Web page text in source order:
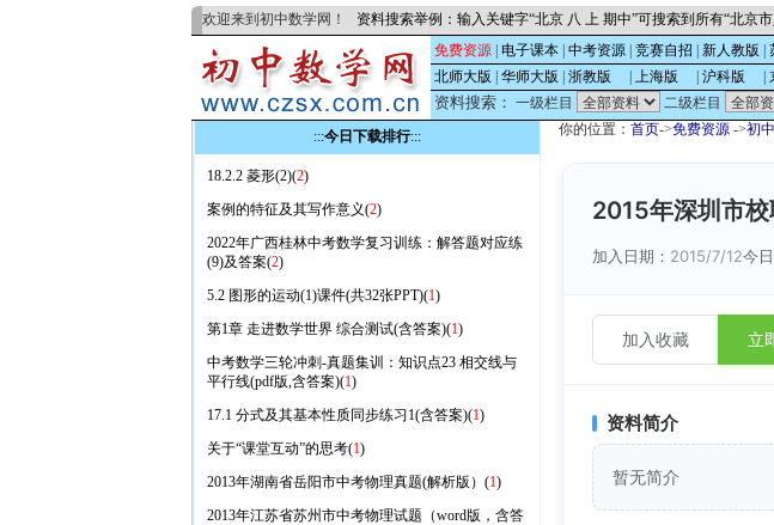
欢迎来到初中数学网！ 资料搜索举例：输入关键字“北京 八 上 期中”可搜索到所有“北京
免费资源 电子课本 中考资源 竞赛自招 新人教版
北师大版
华师大版 浙教版 上海版 沪科版
资料搜索： 一级栏目 二级栏目
:::今日下载排行:::
18.2.2 菱形(2)(2)
案例的特征及其写作意义(2)
2022年广西桂林中考数学复习训练：解答题对应练
(9)及答案(2)
5.2 图形的运动(1)课件(共32张PPT)(1)
第1章 走进数学世界 综合测试(含答案)(1)
中考数学三轮冲刺-真题集训：知识点23 相交线与
平行线(pdf版,含答案)(1)
17.1 分式及其基本性质同步练习1(含答案)(1)
关于“课堂互动”的思考(1)
2013年湖南省岳阳市中考物理真题(解析版）(1)
2013年江苏省苏州市中考物理试题（word版，含答
你的位置： 首页->免费资源 ->初
2015年深圳市
加入日期： 2015/7/12今
加入收藏 立
资料简介
暂无简介